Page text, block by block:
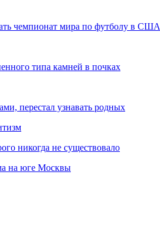
чемпионат мира по футболу в США
типа камней в почках
перестал узнавать родных
никогда не существовало
на юге Москвы